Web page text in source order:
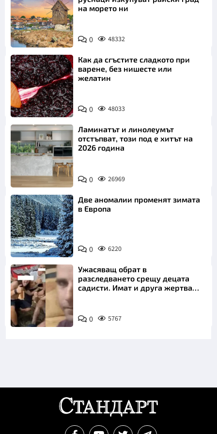
на морето ни
0 48332
Как да сгъстите сладкото при
варене, без нишесте или
желатин
0 48033
Ламинатът и линолеумът
отстъпват, този под е хитът на
2026 година
0 26969
Две аномалии променят зимата
в Европа
0 6220
Ужасяващ обрат в
разследването срещу децата
садисти. Имат и друга жертва
0 5767